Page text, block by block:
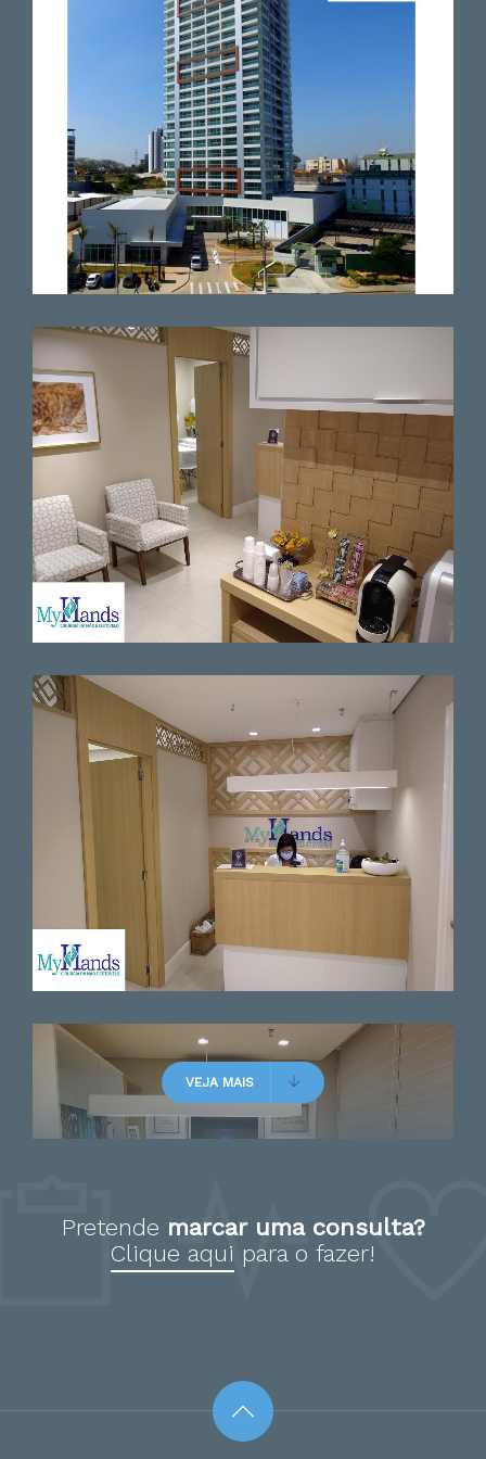
Paciente
Médico muito atencioso e
competente. Ouve e examina
com atenção, passando
segurança e carisma.
A consulta e o procedimento
superaram as expectativas,
pois o Dr. avaliou os exames e
foi bem objetivo usando uma
linguagem simples.Agenda
bem organizada.O Dr. Fernando
e o Dr.que também participou
do procedimento foram
cuidadosos e atenciosos
durante todo o
tempo.Excelente
profissional!Gratidão! Deus
abençoe!
Paciente
particular. Mas por falta de
atenção e comprometimento
decidi passar em um por
muito educada e atenciosa.
VEJA MAIS
Pretende marcar uma consulta?
Clique aqui para o fazer!